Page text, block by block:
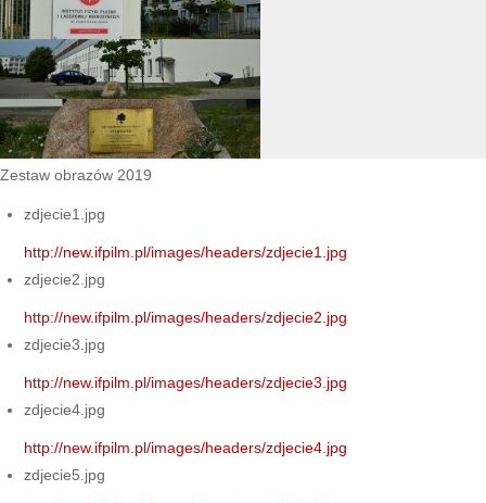
Zestaw obrazów 2019
zdjecie1.jpg
http://new.ifpilm.pl/images/headers/zdjecie1.jpg
zdjecie2.jpg
http://new.ifpilm.pl/images/headers/zdjecie2.jpg
zdjecie3.jpg
http://new.ifpilm.pl/images/headers/zdjecie3.jpg
zdjecie4.jpg
http://new.ifpilm.pl/images/headers/zdjecie4.jpg
zdjecie5.jpg